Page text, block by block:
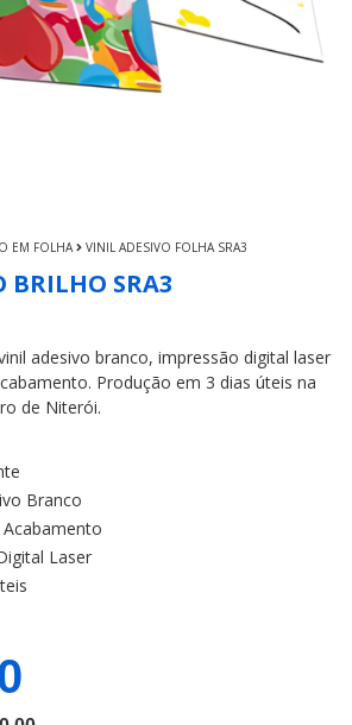
EM FOLHA VINIL ADESIVO FOLHA SRA3
BRILHO SRA3
adesivo branco, impressão digital laser
Produção em 3 dias úteis na
de Niterói.
Branco
Acabamento
Laser